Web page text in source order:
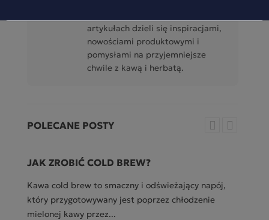
artykułach dzieli się inspiracjami,
nowościami produktowymi i
pomysłami na przyjemniejsze
chwile z kawą i herbatą.
POLECANE POSTY
JAK ZROBIĆ COLD BREW?
Kawa cold brew to smaczny i odświeżający napój,
który przygotowywany jest poprzez chłodzenie
mielonej kawy przez...